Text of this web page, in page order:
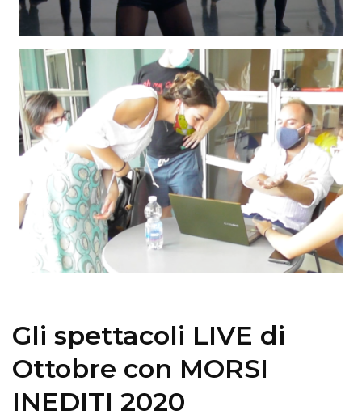
Gli spettacoli LIVE di
Ottobre con MORSI
INEDITI 2020